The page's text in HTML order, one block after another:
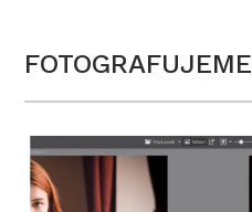
FOTOGRAFUJEME